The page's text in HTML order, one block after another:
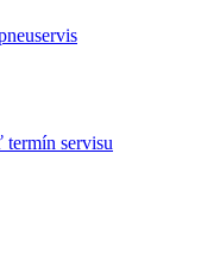
termín servisu